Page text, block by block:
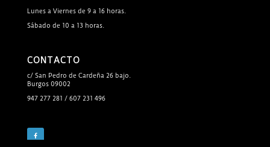
Lunes a Viernes de 9 a 16 horas.
Sábado de 10 a 13 horas.
CONTACTO
c/ San Pedro de Cardeña 26 bajo.
Burgos 09002
947 277 281 / 607 231 496